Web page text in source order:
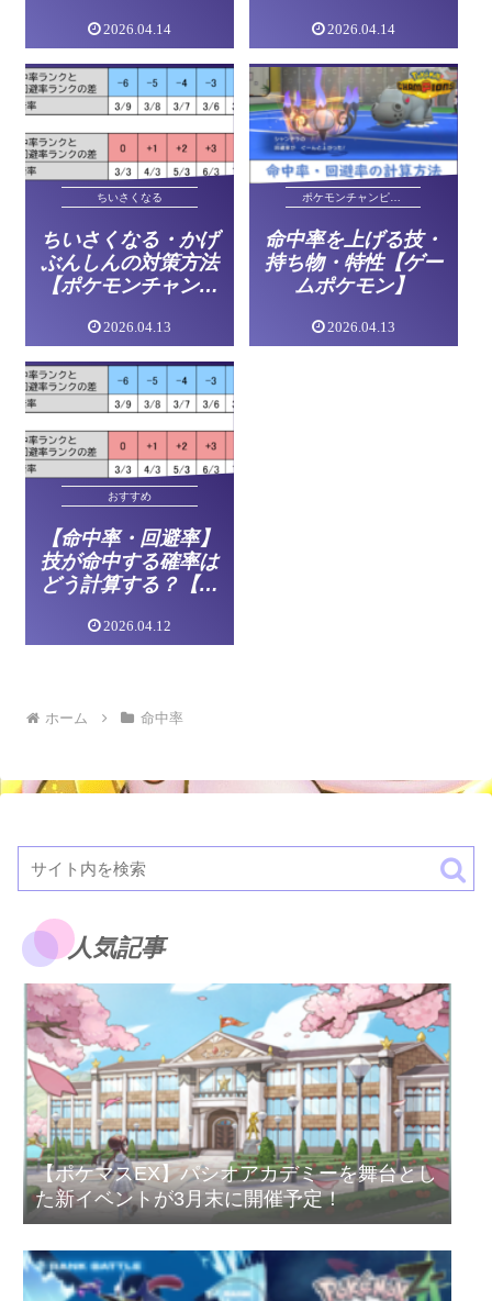
2026.04.14 2026.04.14
ちいさくなる
ちいさくなる・かげ
ぶんしんの対策方法
【ポケモンチャンピ
2026.04.13
命中率を上げる技・
持ち物・特性【ゲー
ムポケモン】
2026.04.13
おすすめ
【命中率・回避率】
技が命中する確率は
どう計算する？【ポ
ズ】
2026.04.12
ホーム 命中率
人気記事
【ポケマスEX】パシオアカデミーを舞台とし
た新イベントが3月末に開催予定！